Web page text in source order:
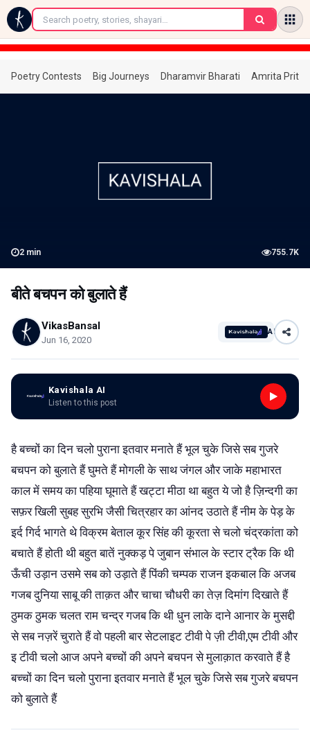
←
Poetry Contests Big Journeys Dharamvir Bharati Amrita
2 min 755.7K
बीते बचपन को बुलाते हैं
VikasBansal
Jun 16, 2020
AI
Kavishala AI
Listen to this post
है बच्चों का दिन चलो पुराना इतवार मनाते हैं भूल चुके जिसे सब गुजरे
बचपन को बुलाते हैं घुमते हैं मोगली के साथ जंगल और जाके महाभारत
काल में समय का पहिया घूमाते हैं खट्टा मीठा था बहुत ये जो है ज़िन्दगी का
सफ़र खिली सुबह सुरभि जैसी चित्रहार का आंनद उठाते हैं नीम के पेड़ के
इर्द गिर्द भागते थे विक्रम बेताल कूर सिंह की कूरता से चलो चंद्रकांता को
बचाते हैं होती थी बहुत बातें नुक्कड़ पे जुबान संभाल के स्टार ट्रैक कि थी
ऊँची उड़ान उसमे सब को उड़ाते हैं पिंकी चम्पक राजन इकबाल कि अजब
गजब दुनिया साबू की ताक़त और चाचा चौधरी का तेज़ दिमांग दिखाते हैं
ठुमक ठुमक चलत राम चन्द्र गजब कि थी धुन लाके दाने आनार के मुसद्दी
से सब नज़रें चुराते हैं वो पहली बार सेटलाइट टीवी पे ज़ी टीवी,एम टीवी और
इ टीवी चलो आज अपने बच्चों की अपने बचपन से मुलाक़ात करवाते हैं है
बच्चों का दिन चलो पुराना इतवार मनाते हैं भूल चुके जिसे सब गुजरे बचपन
को बुलाते हैं